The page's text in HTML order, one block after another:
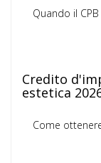
Quando il
Credito
estetica
Come